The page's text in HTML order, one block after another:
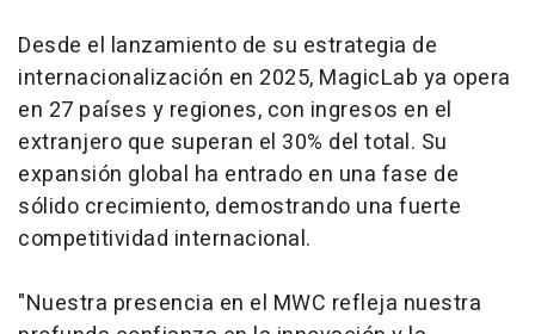
Desde el lanzamiento de su estrategia de
internacionalización en 2025, MagicLab ya opera
en 27 países y regiones, con ingresos en el
extranjero que superan el 30% del total. Su
expansión global ha entrado en una fase de
sólido crecimiento, demostrando una fuerte
competitividad internacional.
"Nuestra presencia en el MWC refleja nuestra